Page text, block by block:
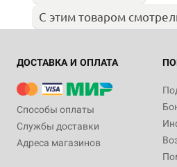
С этим товаром
ДОСТАВКА И ОПЛАТА
Способы оплаты
Службы доставки
Адреса магазинов